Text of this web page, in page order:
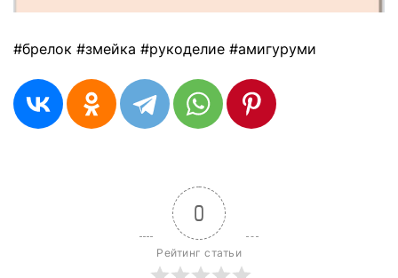
#брелок #змейка #рукоделие #амигуруми
0
Рейтинг статьи